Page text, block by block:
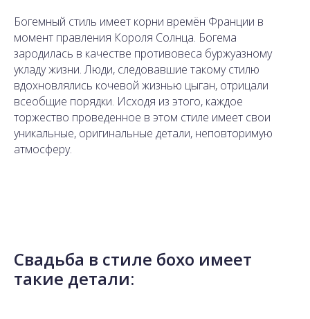
Богемный стиль имеет корни времён Франции в
момент правления Короля Солнца. Богема
зародилась в качестве противовеса буржуазному
укладу жизни. Люди, следовавшие такому стилю
вдохновлялись кочевой жизнью цыган, отрицали
всеобщие порядки. Исходя из этого, каждое
торжество проведенное в этом стиле имеет свои
уникальные, оригинальные детали, неповторимую
атмосферу.
Свадьба в стиле бохо имеет
такие детали: